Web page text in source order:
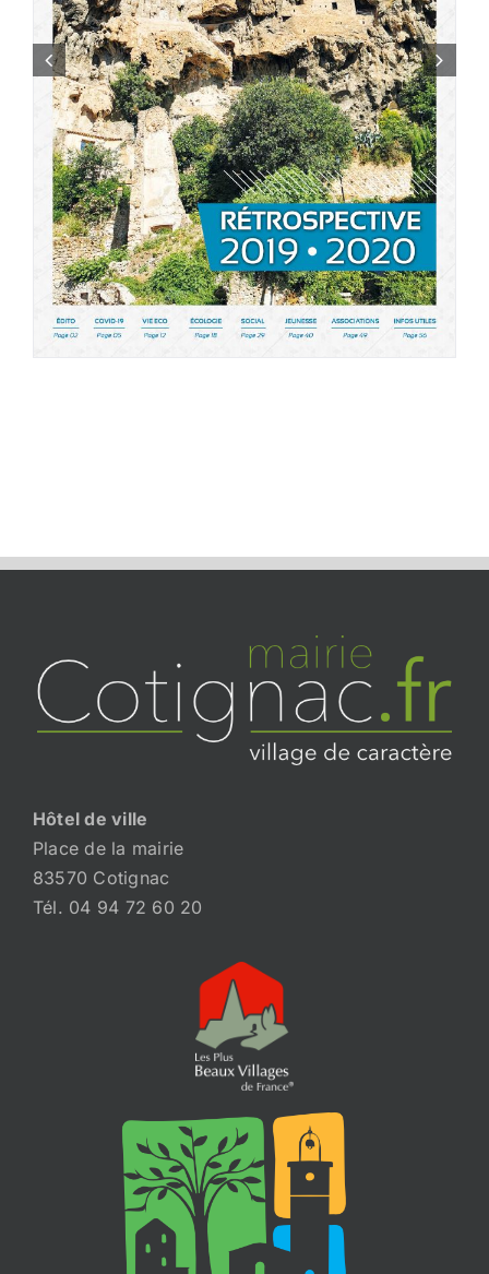
Hôtel de ville
Place de la mairie
83570 Cotignac
Tél. 04 94 72 60 20